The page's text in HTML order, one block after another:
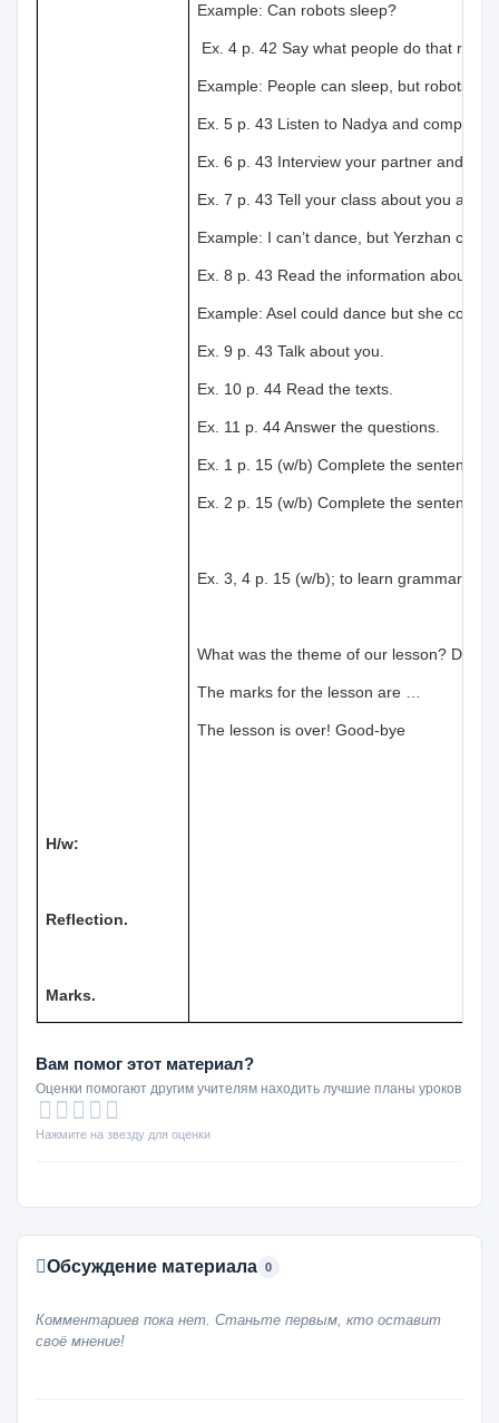
H/w:
Reflection.
Marks.
Example: Can robots sleep?
Ex. 4 p. 42 Say what people do that
Example: People can sleep, but robots
Ex. 5 p. 43 Listen to Nadya and
Ex. 6 p. 43 Interview your partner and
Ex. 7 p. 43 Tell your class about you and
Example: I can’t dance, but Yerzhan can.
Ex. 8 p. 43 Read the information about
Example: Asel could dance but she
Ex. 9 p. 43 Talk about you.
Ex. 10 p. 44 Read the texts.
Ex. 11 p. 44 Answer the questions.
Ex. 1 p. 15 (w/b) Complete the
Ex. 2 p. 15 (w/b) Complete the sentences.
Ex. 3, 4 p. 15 (w/b); to learn grammar
What was the theme of our lesson? Did
The marks for the lesson are …
The lesson is over! Good-bye
Вам помог этот материал?
Оценки помогают другим учителям находить лучшие планы уроков
Нажмите на звезду для оценки
Обсуждение материала 0
Комментариев пока нет. Станьте первым, кто оставит
своё мнение!